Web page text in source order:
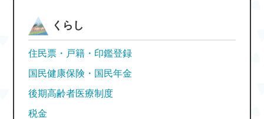
くらし
住民票・戸籍・印鑑登録
国民健康保険・国民年金
後期高齢者医療制度
税金